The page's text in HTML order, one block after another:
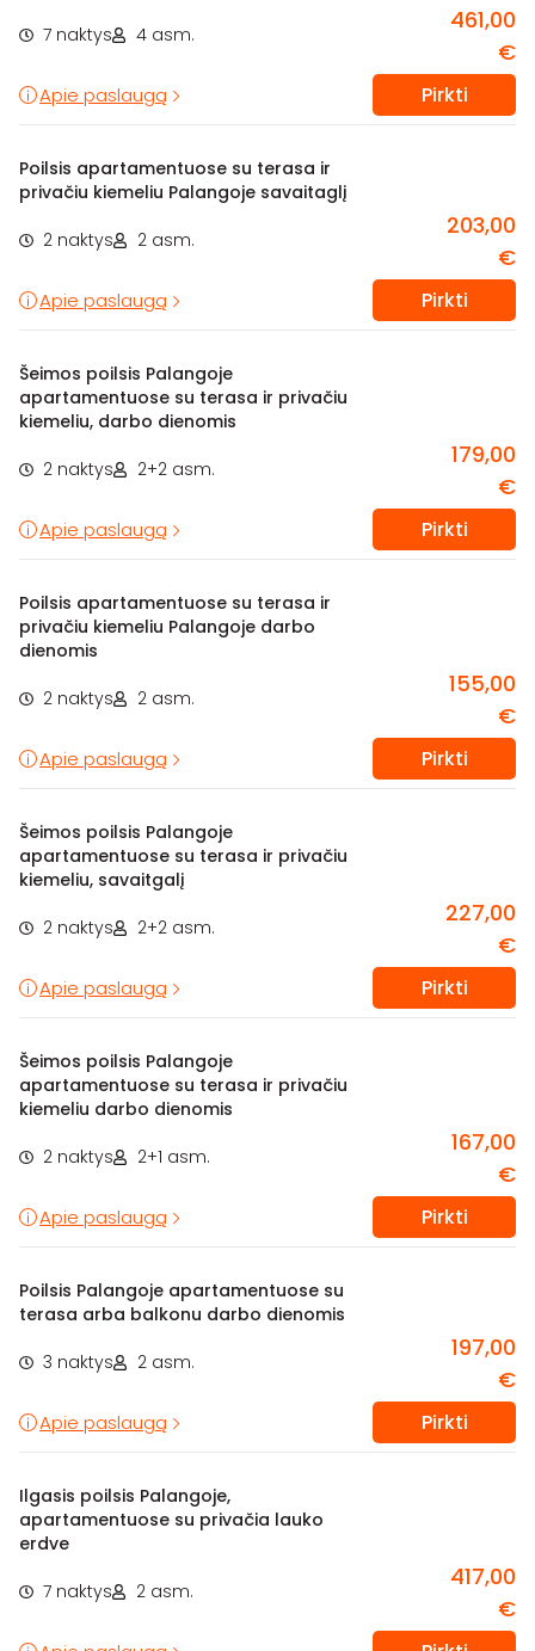
7 naktys 4 asm.
461,00
€
Apie paslaugą Pirkti
Poilsis apartamentuose su terasa ir
privačiu kiemeliu Palangoje savaitaglį
2 naktys 2 asm.
203,00
€
Apie paslaugą Pirkti
Šeimos poilsis Palangoje
apartamentuose su terasa ir privačiu
kiemeliu, darbo dienomis
2 naktys 2+2 asm.
179,00
€
Apie paslaugą Pirkti
Poilsis apartamentuose su terasa ir
privačiu kiemeliu Palangoje darbo
dienomis
2 naktys 2 asm.
155,00
€
Apie paslaugą Pirkti
Šeimos poilsis Palangoje
apartamentuose su terasa ir privačiu
kiemeliu, savaitgalį
2 naktys 2+2 asm.
227,00
€
Apie paslaugą Pirkti
Šeimos poilsis Palangoje
apartamentuose su terasa ir privačiu
kiemeliu darbo dienomis
2 naktys 2+1 asm.
167,00
€
Apie paslaugą Pirkti
Poilsis Palangoje apartamentuose su
terasa arba balkonu darbo dienomis
3 naktys 2 asm.
197,00
€
Apie paslaugą Pirkti
Ilgasis poilsis Palangoje,
apartamentuose su privačia lauko
erdve
7 naktys 2 asm.
417,00
€